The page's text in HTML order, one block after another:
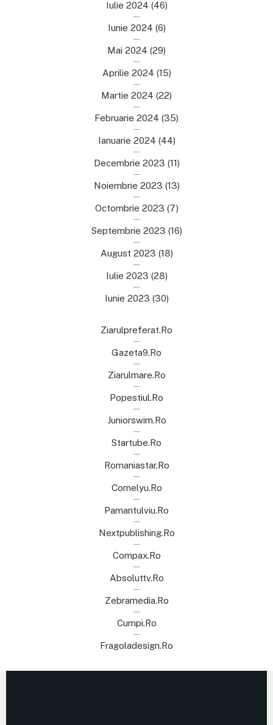
Iulie 2024 (46)
Iunie 2024 (6)
Mai 2024 (29)
Aprilie 2024 (15)
Martie 2024 (22)
Februarie 2024 (35)
Ianuarie 2024 (44)
Decembrie 2023 (11)
Noiembrie 2023 (13)
Octombrie 2023 (7)
Septembrie 2023 (16)
August 2023 (18)
Iulie 2023 (28)
Iunie 2023 (30)
Ziarulpreferat.ro
Gazeta9.ro
Ziarulmare.ro
Popestiul.ro
Juniorswim.ro
Startube.ro
Romaniastar.ro
Cornelyu.ro
Pamantulviu.ro
Nextpublishing.ro
Compax.ro
Absoluttv.ro
Zebramedia.ro
Cumpi.ro
Fragoladesign.ro